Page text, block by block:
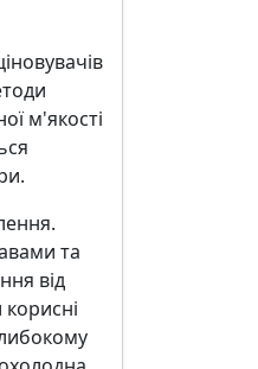
м'якості
та
від